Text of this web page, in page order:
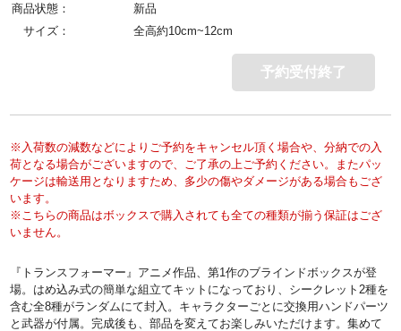
商品状態：
新品
サイズ：
全高約10cm~12cm
予約受付終了
※入荷数の減数などによりご予約をキャンセル頂く場合や、分納での入
荷となる場合がございますので、ご了承の上ご予約ください。またパッ
ケージは輸送用となりますため、多少の傷やダメージがある場合もござ
います。
※こちらの商品はボックスで購入されても全ての種類が揃う保証はござ
いません。
『トランスフォーマー』アニメ作品、第1作のブラインドボックスが登
場。はめ込み式の簡単な組立てキットになっており、シークレット2種を
含む全8種がランダムにて封入。キャラクターごとに交換用ハンドパーツ
と武器が付属。完成後も、部品を変えてお楽しみいただけます。集めて